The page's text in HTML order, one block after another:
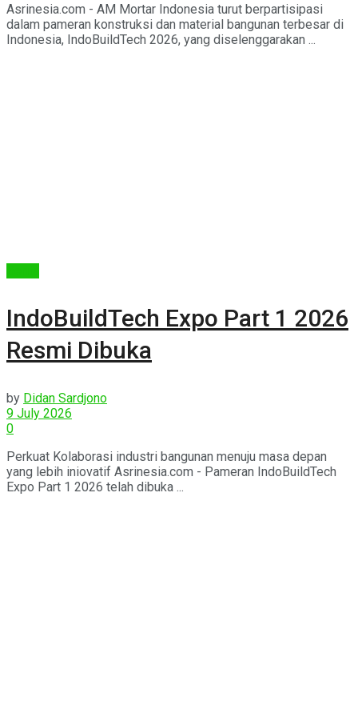
Asrinesia.com - AM Mortar Indonesia turut berpartisipasi
dalam pameran konstruksi dan material bangunan terbesar di
Indonesia, IndoBuildTech 2026, yang diselenggarakan ...
IndoBuildTech Expo Part 1 2026
Resmi Dibuka
by Didan Sardjono
9 July 2026
0
Perkuat Kolaborasi industri bangunan menuju masa depan
yang lebih iniovatif Asrinesia.com - Pameran IndoBuildTech
Expo Part 1 2026 telah dibuka ...